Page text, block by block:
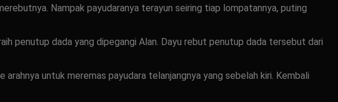
Nampak payudaranya terayun seiring tiap lompatannya, puting
penutup dada yang dipegangi Alan. Dayu rebut penutup dada tersebut dari
untuk meremas payudara telanjangnya yang sebelah kiri. Kembali